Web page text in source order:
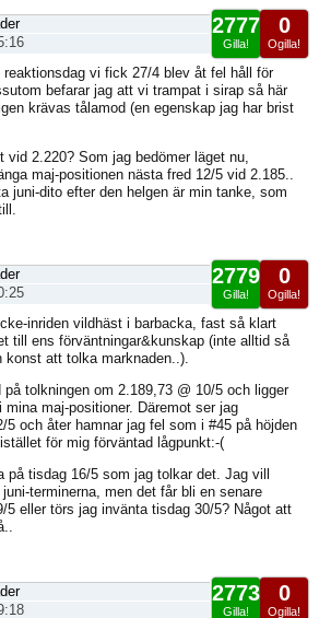
0
Ogilla!
2777
Gilla!
reaktionsdag vi fick 27/4 blev åt fel håll för
befarar jag att vi trampat i sirap så här
krävas tålamod (en egenskap jag har brist
vid 2.220? Som jag bedömer läget nu,
maj-positionen nästa fred 12/5 vid 2.185..
juni-dito efter den helgen är min tanke, som
0
Ogilla!
2779
Gilla!
inriden vildhäst i barbacka, fast så klart
till ens förväntningar&kunskap (inte alltid så
konst att tolka marknaden..).
tolkningen om 2.189,73 @ 10/5 och ligger
maj-positioner. Däremot ser jag
5 och åter hamnar jag fel som i #45 på höjden
för mig förväntad lågpunkt:-(
på tisdag 16/5 som jag tolkar det. Jag vill
terminerna, men det får bli en senare
5 eller törs jag invänta tisdag 30/5? Något att
0
Ogilla!
2773
Gilla!